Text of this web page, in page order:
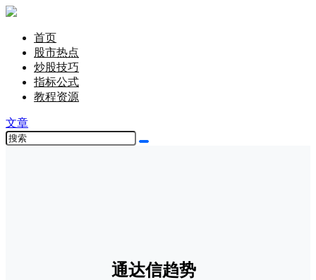
首页
股市热点
炒股技巧
指标公式
教程资源
文章
通达信趋势